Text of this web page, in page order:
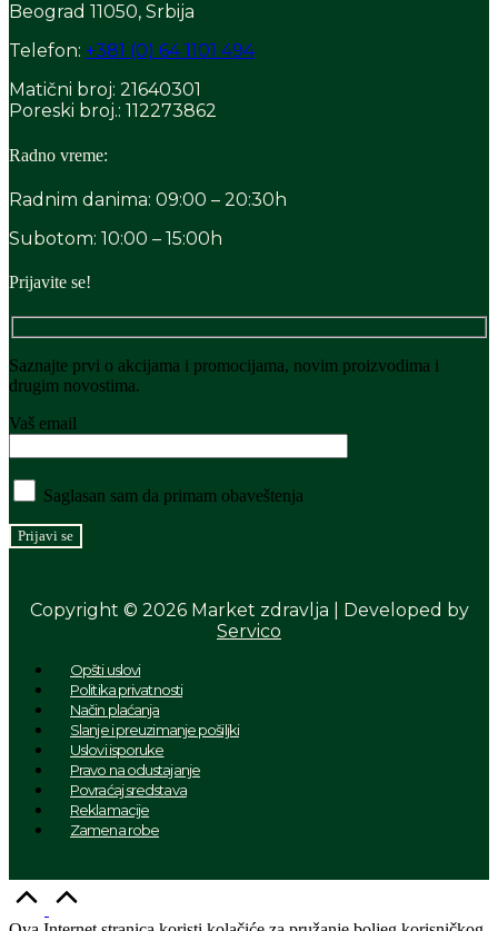
Beograd 11050, Srbija
Telefon: +381 (0) 64 1101 494
Matični broj: 21640301
Poreski broj.: 112273862
Radno vreme:
Radnim danima: 09:00 – 20:30h
Subotom: 10:00 – 15:00h
Prijavite se!
Saznajte prvi o akcijama i promocijama, novim proizvodima i
drugim novostima.
Vaš email
Saglasan sam da primam obaveštenja
Copyright © 2026 Market zdravlja | Developed by
Servico
Menu
Opšti uslovi
Politika privatnosti
Način plaćanja
Slanje i preuzimanje pošiljki
Uslovi isporuke
Pravo na odustajanje
Povraćaj sredstava
Reklamacije
Zamena robe